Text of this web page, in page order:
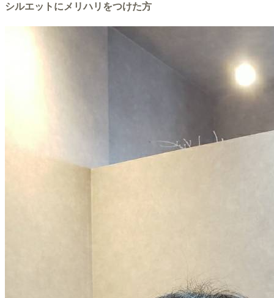
シルエットにメリハリをつけた方